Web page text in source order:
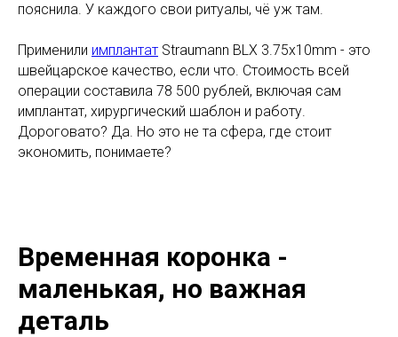
пояснила. У каждого свои ритуалы, чё уж там.
Применили имплантат Straumann BLX 3.75x10mm - это
швейцарское качество, если что. Стоимость всей
операции составила 78 500 рублей, включая сам
имплантат, хирургический шаблон и работу.
Дороговато? Да. Но это не та сфера, где стоит
экономить, понимаете?
Временная коронка -
маленькая, но важная
деталь